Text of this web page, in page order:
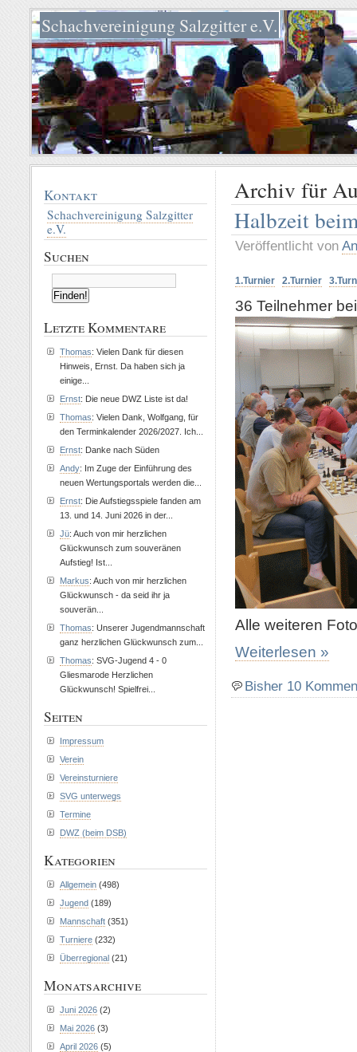
Schachvereinigung Salzgitter e.V.
Archiv für
Halbzeit
Veröffentlicht von
1.Turnier 2.Turnier
36 Teilnehmer
Alle weiteren
Weiterlesen »
Bisher 10
Kontakt
Schachvereinigung Salzgitter
e.V.
Suchen
Letzte Kommentare
Thomas: Vielen Dank für diesen
Hinweis, Ernst. Da haben sich ja
einige...
Ernst: Die neue DWZ Liste ist da!
Thomas: Vielen Dank, Wolfgang, für
den Terminkalender 2026/2027. Ich...
Ernst: Danke nach Süden
Andy: Im Zuge der Einführung des
neuen Wertungsportals werden die...
Ernst: Die Aufstiegsspiele fanden am
13. und 14. Juni 2026 in der...
Jü: Auch von mir herzlichen
Glückwunsch zum souveränen
Aufstieg! Ist...
Markus: Auch von mir herzlichen
Glückwunsch - da seid ihr ja
souverän...
Thomas: Unserer Jugendmannschaft
ganz herzlichen Glückwunsch zum...
Thomas: SVG-Jugend 4 - 0
Gliesmarode Herzlichen
Glückwunsch! Spielfrei...
Seiten
Impressum
Verein
Vereinsturniere
SVG unterwegs
Termine
DWZ (beim DSB)
Kategorien
Allgemein (498)
Jugend (189)
Mannschaft (351)
Turniere (232)
Überregional (21)
Monatsarchive
Juni 2026 (2)
Mai 2026 (3)
April 2026 (5)